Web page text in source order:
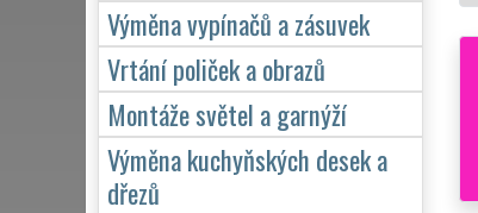
Výměna vypínačů a zásuvek
Vrtání poliček a obrazů
Montáže světel a garnýží
Výměna kuchyňských desek a
dřezů